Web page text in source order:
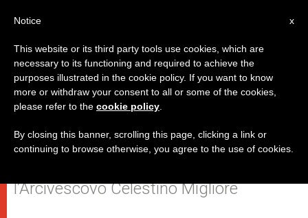
Le vittime civili non sono “solo un
effetto collaterale della guerra”
l’Arcivescovo Celestino Migliore
x
Notice
This website or its third party tools use cookies, which are
necessary to its functioning and required to achieve the
purposes illustrated in the cookie policy. If you want to know
more or withdraw your consent to all or some of the cookies,
please refer to the cookie policy
By closing this banner, scrolling this page, clicking a link or
continuing to browse otherwise, you agree to the use of cookies.